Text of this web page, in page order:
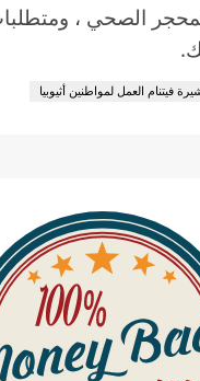
الصحي ،
فيتنام العمل لمواطنين أثيوبيا